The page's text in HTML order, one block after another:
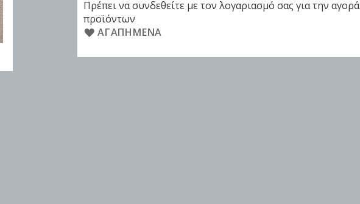
Πρέπει να συνδεθείτε με τον λογαριασμό σας για την αγορά
προϊόντων
ΑΓΑΠΗΜΈΝΑ